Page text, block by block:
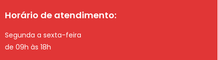
Horário de atendimento:
Segunda a sexta-feira
de 09h às 18h